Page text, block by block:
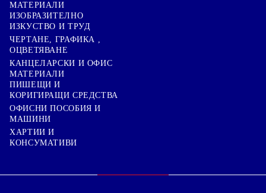
МАТЕРИАЛИ
ИЗОБРАЗИТЕЛНО
ИЗКУСТВО И ТРУД
ЧЕРТАНЕ, ГРАФИКА ,
ОЦВЕТЯВАНЕ
КАНЦЕЛАРСКИ И ОФИС
МАТЕРИАЛИ
ПИШЕЩИ И
КОРИГИРАЩИ СРЕДСТВА
ОФИСНИ ПОСОБИЯ И
МАШИНИ
ХАРТИИ И
КОНСУМАТИВИ